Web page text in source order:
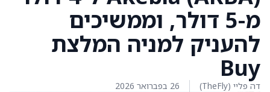
מ-5 דולר, וממשיכים
להעניק למניה המלצת
Buy
דה פליי (TheFly) 26 בפברואר 2026